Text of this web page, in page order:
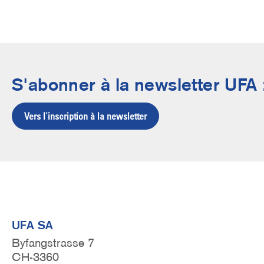
S'abonner à la newsletter UFA
Vers l'inscription à la newsletter
UFA SA
Byfangstrasse 7
CH-3360